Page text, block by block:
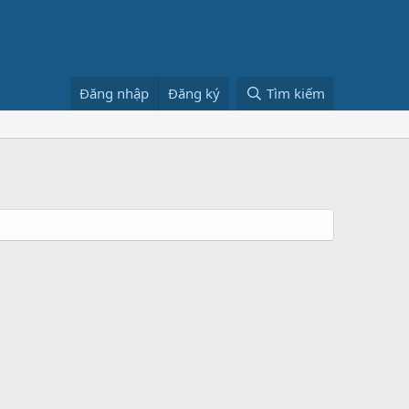
Đăng nhập Đăng ký Tìm kiếm